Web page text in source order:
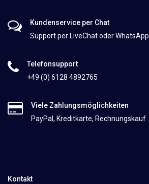
Kundenservice per Chat
Support per LiveChat oder WhatsApp
Telefonsupport
+49 (0) 6128 4892765
Viele Zahlungsmöglichkeiten
PayPal, Kreditkarte, Rechnungskauf ...
Kontakt